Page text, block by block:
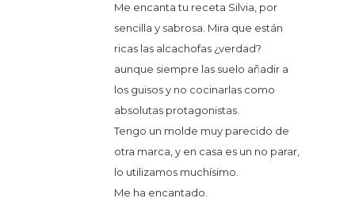
Me encanta tu receta Silvia, por
sencilla y sabrosa. Mira que están
ricas las alcachofas ¿verdad?
aunque siempre las suelo añadir a
los guisos y no cocinarlas como
absolutas protagonistas.
Tengo un molde muy parecido de
otra marca, y en casa es un no parar,
lo utilizamos muchísimo.
Me ha encantado.